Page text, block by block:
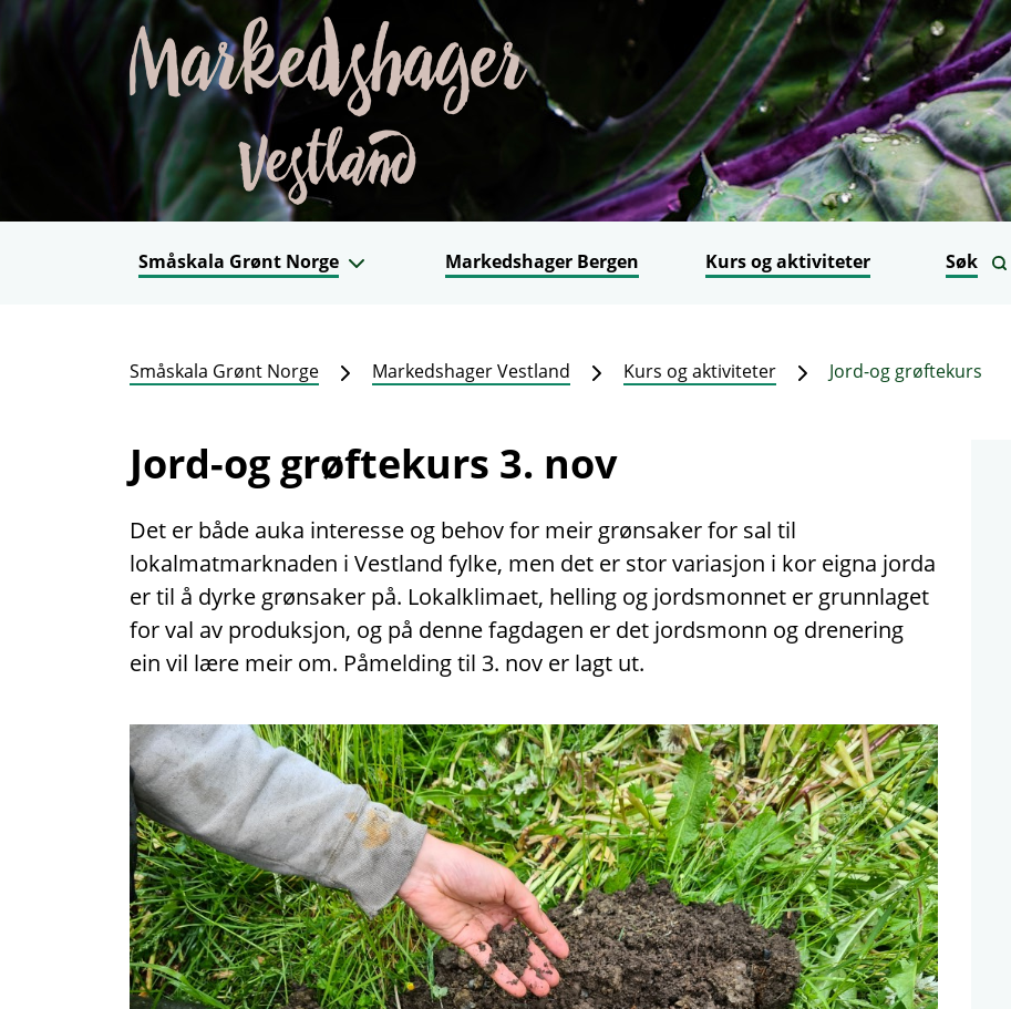
Småskala Grønt Norge Markedshager Bergen Kurs og aktiviteter Søk
Småskala Grønt Norge Markedshager Vestland Kurs og aktiviteter Jord-og grøftekurs
Jord-og grøftekurs 3. nov
Det er både auka interesse og behov for meir grønsaker for sal til
lokalmatmarknaden i Vestland fylke, men det er stor variasjon i kor eigna jorda
er til å dyrke grønsaker på. Lokalklimaet, helling og jordsmonnet er grunnlaget
for val av produksjon, og på denne fagdagen er det jordsmonn og drenering
ein vil lære meir om. Påmelding til 3. nov er lagt ut.